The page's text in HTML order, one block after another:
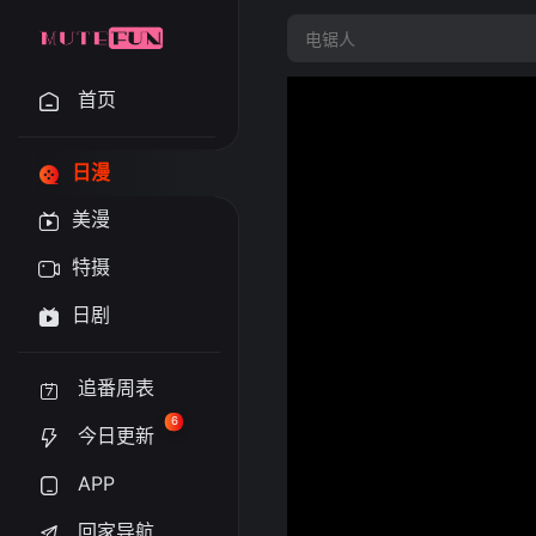
首页
日漫
美漫
特摄
日剧
追番周表
今日更新
6
APP
回家导航